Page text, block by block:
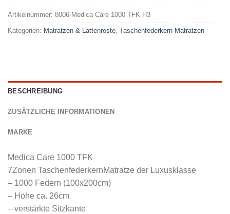
Artikelnummer: 8006-Medica Care 1000 TFK H3
Kategorien: Matratzen & Lattenroste Taschenfederkern-Matratzen
BESCHREIBUNG
ZUSÄTZLICHE INFORMATIONEN
MARKE
Medica Care 1000 TFK
7­Zonen Taschenfederkern­Matratze der Luxusklasse
– 1000 Federn (100x200cm)
– Höhe ca. 26cm
– verstärkte Sitzkante